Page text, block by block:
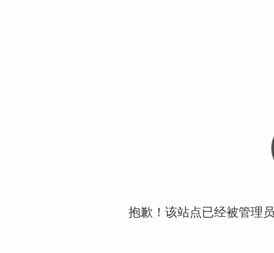
抱歉！该站点已经被管理